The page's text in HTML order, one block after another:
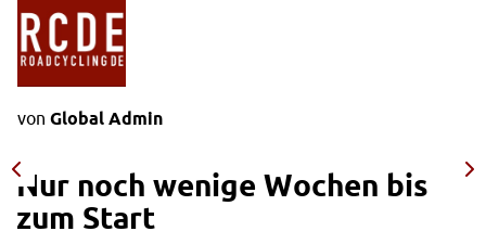
von Global Admin
Nur noch wenige Wochen bis
zum Start